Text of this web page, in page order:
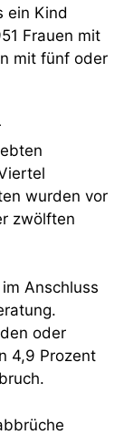
ein Kind
Frauen mit
mit fünf oder
wurden vor
zwölften
Anschluss
oder
4,9 Prozent